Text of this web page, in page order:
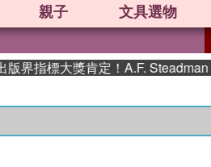
親子 文具選物
大獎肯定！A.F. Steadman 獲年